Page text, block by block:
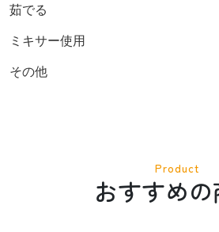
茹でる
ミキサー使用
その他
Product
おすすめ